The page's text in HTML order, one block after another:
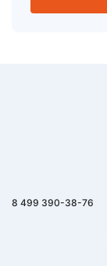
8 499 390-38-76